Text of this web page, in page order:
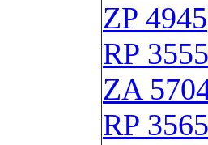
ZP 4945
RP
ZA
RP